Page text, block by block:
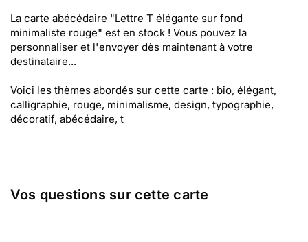
La carte abécédaire "Lettre T élégante sur fond
minimaliste rouge" est en stock ! Vous pouvez la
personnaliser et l'envoyer dès maintenant à votre
destinataire...
Voici les thèmes abordés sur cette carte : bio, élégant,
calligraphie, rouge, minimalisme, design, typographie,
décoratif, abécédaire, t
Vos questions sur cette carte